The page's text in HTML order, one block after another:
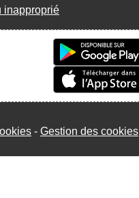
inapproprié
Gestion des cookies